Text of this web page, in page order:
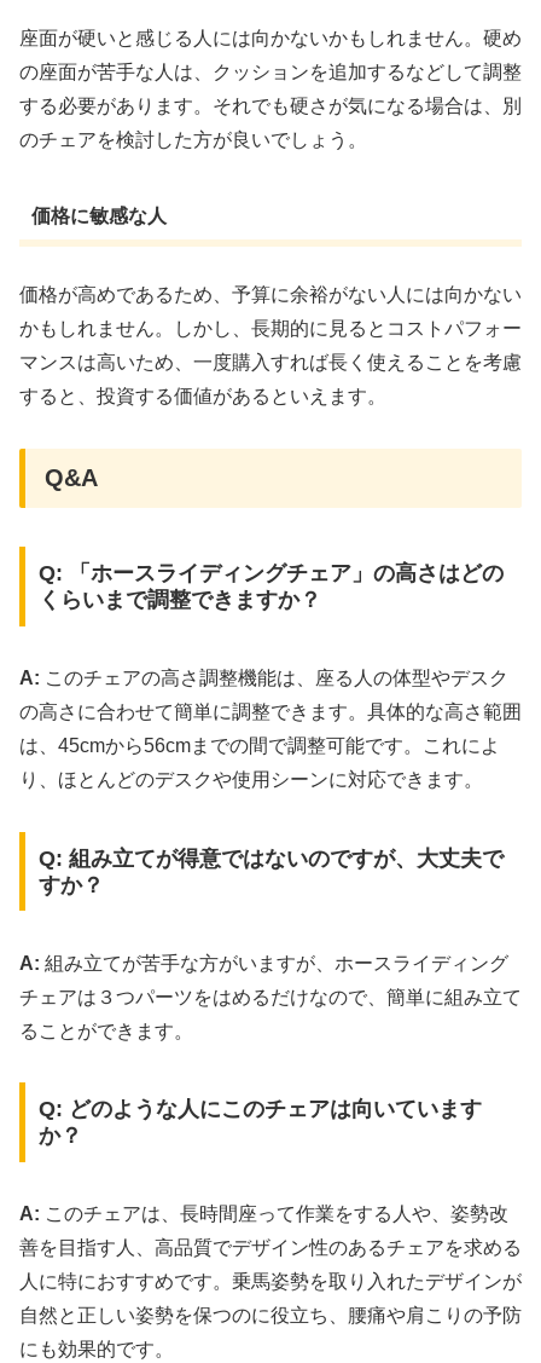
座面が硬いと感じる人には向かないかもしれません。硬め
の座面が苦手な人は、クッションを追加するなどして調整
する必要があります。それでも硬さが気になる場合は、別
のチェアを検討した方が良いでしょう。
価格に敏感な人
価格が高めであるため、予算に余裕がない人には向かない
かもしれません。しかし、長期的に見るとコストパフォー
マンスは高いため、一度購入すれば長く使えることを考慮
すると、投資する価値があるといえます。
Q&A
Q: 「ホースライディングチェア」の高さはどの
くらいまで調整できますか？
A: このチェアの高さ調整機能は、座る人の体型やデスク
の高さに合わせて簡単に調整できます。具体的な高さ範囲
は、45cmから56cmまでの間で調整可能です。これによ
り、ほとんどのデスクや使用シーンに対応できます。
Q: 組み立てが得意ではないのですが、大丈夫で
すか？
A: 組み立てが苦手な方がいますが、ホースライディング
チェアは３つパーツをはめるだけなので、簡単に組み立て
ることができます。
Q: どのような人にこのチェアは向いています
か？
A: このチェアは、長時間座って作業をする人や、姿勢改
善を目指す人、高品質でデザイン性のあるチェアを求める
人に特におすすめです。乗馬姿勢を取り入れたデザインが
自然と正しい姿勢を保つのに役立ち、腰痛や肩こりの予防
にも効果的です。